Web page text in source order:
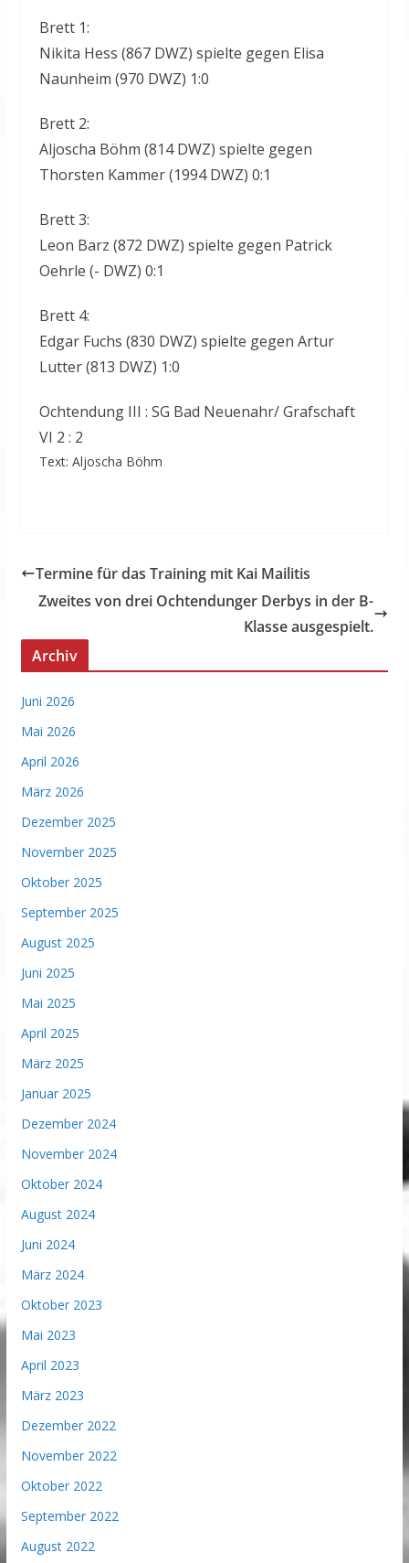
Brett 1:
Nikita Hess (867 DWZ) spielte gegen Elisa
Naunheim (970 DWZ) 1:0
Brett 2:
Aljoscha Böhm (814 DWZ) spielte gegen
Thorsten Kammer (1994 DWZ) 0:1
Brett 3:
Leon Barz (872 DWZ) spielte gegen Patrick
Oehrle (- DWZ) 0:1
Brett 4:
Edgar Fuchs (830 DWZ) spielte gegen Artur
Lutter (813 DWZ) 1:0
Ochtendung III : SG Bad Neuenahr/ Grafschaft
VI 2 : 2
Text: Aljoscha Böhm
Termine für das Training mit Kai Mailitis
Zweites von drei Ochtendunger Derbys in der B-
Klasse ausgespielt.
Archiv
Juni 2026
Mai 2026
April 2026
März 2026
Dezember 2025
November 2025
Oktober 2025
September 2025
August 2025
Juni 2025
Mai 2025
April 2025
März 2025
Januar 2025
Dezember 2024
November 2024
Oktober 2024
August 2024
Juni 2024
März 2024
Oktober 2023
Mai 2023
April 2023
März 2023
Dezember 2022
November 2022
Oktober 2022
September 2022
August 2022